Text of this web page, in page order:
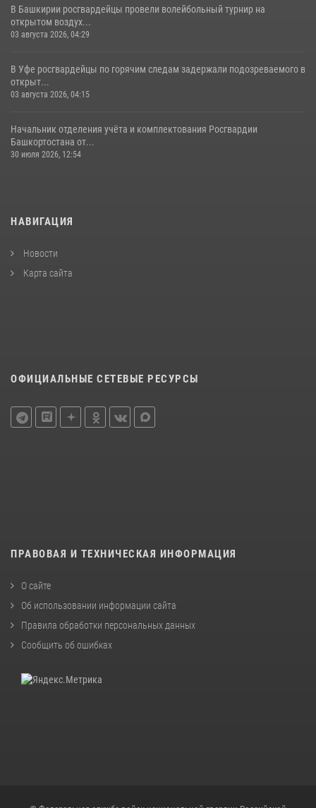
В Башкирии росгвардейцы провели волейбольный турнир на
открытом воздух...
03 августа 2026, 04:29
В Уфе росгвардейцы по горячим следам задержали подозреваемого в
открыт...
03 августа 2026, 04:15
Начальник отделения учёта и комплектования Росгвардии
Башкортостана от...
30 июля 2026, 12:54
НАВИГАЦИЯ
Новости
Карта сайта
ОФИЦИАЛЬНЫЕ СЕТЕВЫЕ РЕСУРСЫ
ПРАВОВАЯ И ТЕХНИЧЕСКАЯ ИНФОРМАЦИЯ
О сайте
Об использовании информации сайта
Правила обработки персональных данных
Сообщить об ошибках